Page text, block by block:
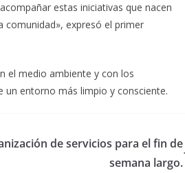
estas iniciativas que nacen
comunidad», expresó el primer
el medio ambiente y con los
un entorno más limpio y consciente.
de servicios para el fin de
semana largo.